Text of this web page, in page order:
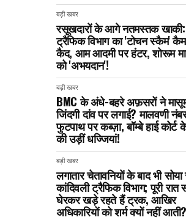
बड़ी खबर
रसूखदारों के आगे नतमस्तक खाकी:
ट्रैफिक विभाग का 'टोचन स्कैम'
कैद, आम आदमी पर हंटर, शोरूम
को 'अभयदान'!
बड़ी खबर
BMC के अंधे-बहरे अफ़सरों ने
जिंदगी दांव पर लगाई? मालवणी
फुटपाथ पर कब्ज़ा, बॉम्बे हाई
की उड़ीं धज्जियां!
बड़ी खबर
लगातार चेतावनियों के बाद भी सोया
कांदिवली ट्रैफिक विभाग; पूरी
घेरकर खड़े रहते हैं ट्रक, आखिर
अधिकारियों को शर्म क्यों नहीं आती?